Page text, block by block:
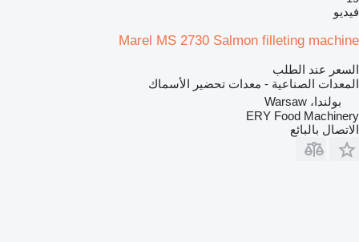
فيديو
Marel MS 2730 Salmon filleting machine
السعر عند الطلب
المعدات الصناعية - معدات تحضير الأسماك
بولندا، Warsaw
ERY Food Machinery
الاتصال بالبائع